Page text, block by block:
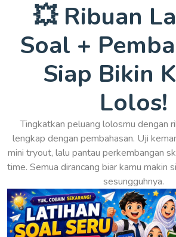
💥 Ribuan
Soal +
Siap Bikin
Lolos!
Tingkatkan peluang lolosmu dengan
lengkap dengan pembahasan. Uji
mini tryout, lalu pantau perkembangan
time. Semua dirancang biar kamu makin
sesungguhnya.